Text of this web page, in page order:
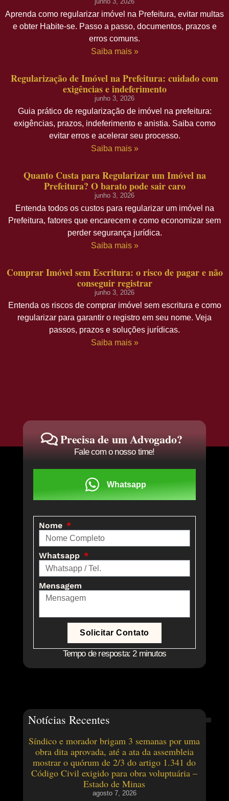
Aprenda como regularizar imóvel na Prefeitura, evitar multas
e obter Habite-se. Passo a passo, documentos, prazos e
erros comuns.
Saiba mais »
Regularização de Imóvel na Prefeitura: cuidado com
exigências e indeferimento
junho 3, 2026
Guia prático de regularização de imóvel na prefeitura:
exigências, prazos, indeferimento e anistia. Saiba como
evitar erros e acelerar seu processo.
Saiba mais »
Quanto Custa para Regularizar um Imóvel na
Prefeitura? O barato pode sair caro
junho 3, 2026
Entenda todos os custos para regularizar um imóvel na
Prefeitura, fatores que encarecem e como economizar sem
perder segurança jurídica.
Saiba mais »
Comprar Imóvel sem Escritura: o risco de pagar e não
conseguir registrar
junho 3, 2026
Entenda os riscos de comprar imóvel sem escritura e como
regularizar para garantir o registro em seu nome. Veja
passos, prazos e soluções jurídicas.
Saiba mais »
Precisa de um Advogado?
Fale com o nosso time!
Whatsapp
Nome
Whatsapp
Mensagem
Solicitar Contato
Tempo de resposta: 2 minutos
Notícias Recentes
Síndico e morador brigam 3 semanas por uma
obra dita aprovada, até a ata da assembleia
mostrar o quórum de 2/3 do artigo 1.341 do
Código Civil exigido para obra voluptuária –
Estado de Minas
agosto 7, 2026